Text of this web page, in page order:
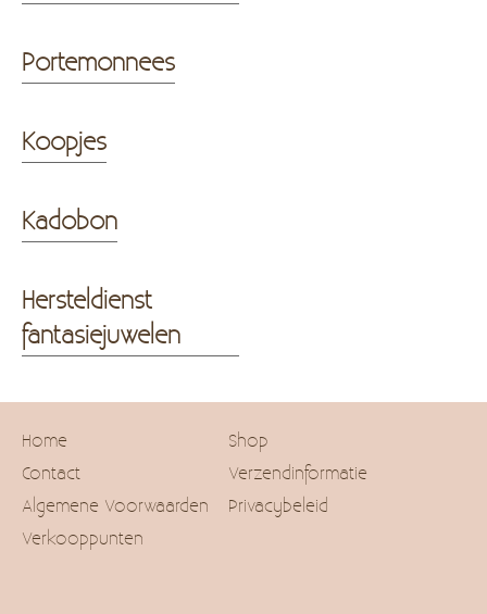
Portemonnees
Koopjes
Kadobon
Hersteldienst
fantasiejuwelen
Home
Shop
Contact
Verzendinformatie
Algemene Voorwaarden
Privacybeleid
Verkooppunten